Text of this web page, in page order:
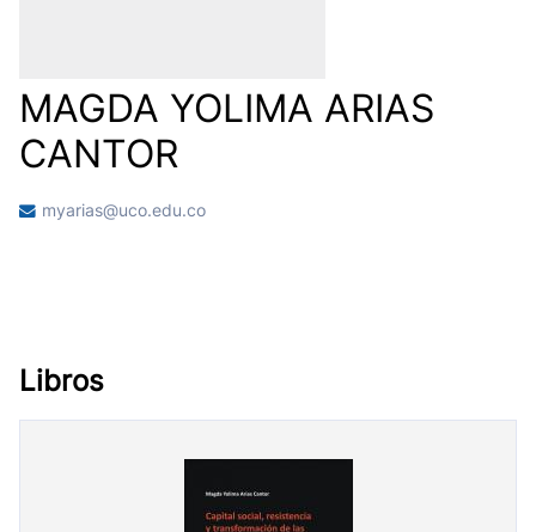
MAGDA YOLIMA ARIAS
CANTOR
myarias@uco.edu.co
Libros